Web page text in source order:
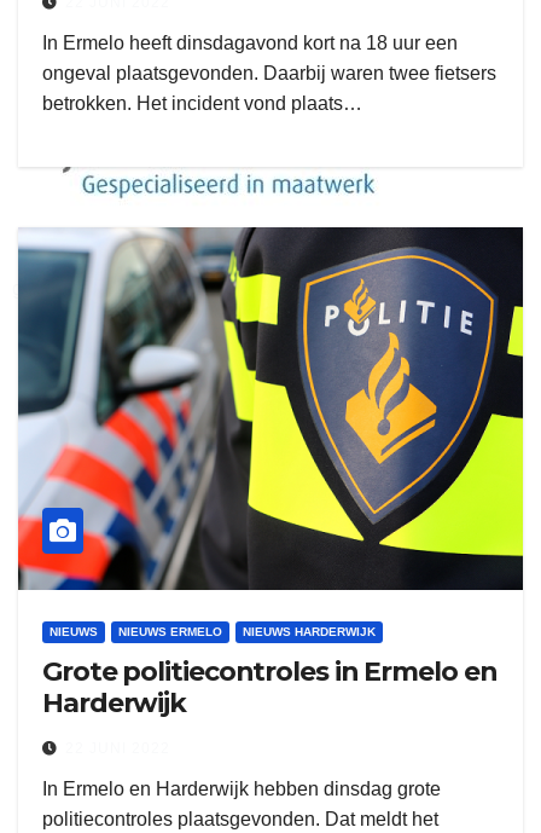
gijs zwart interieurbouw
In Ermelo heeft dinsdagavond kort na 18 uur een
ongeval plaatsgevonden. Daarbij waren twee fietsers
betrokken. Het incident vond plaats…
NIEUWS NIEUWS ERMELO NIEUWS HARDERWIJK
Grote politiecontroles in Ermelo en
Harderwijk
In Ermelo en Harderwijk hebben dinsdag grote
politiecontroles plaatsgevonden. Dat meldt het